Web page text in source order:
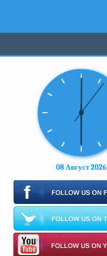
08 Август 2026